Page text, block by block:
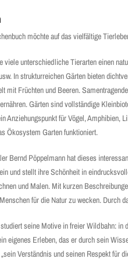
möchte auf das vielfältige
viele unterschiedliche Tierarten einen
In strukturreichen Gärten bieten
mit Früchten und Beeren.
Gärten sind vollständige
Anziehungspunkt für Vögel, Amphibien,
Ökosystem Garten funktioniert.
Bernd Pöppelmann hat dieses
und stellt ihre Schönheit in
und Malen. Mit kurzen
für die Natur zu wecken. Durch
studiert seine Motive in freier Wildbahn: in
eigenes Erleben, das er durch sein
Verständnis und seinen Respekt für